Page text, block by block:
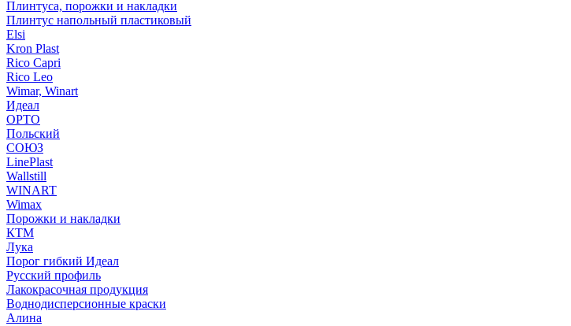
Плинтуса, порожки и накладки
Плинтус напольный пластиковый
Elsi
Kron Plast
Rico Capri
Rico Leo
Wimar, Winart
Идеал
ОРТО
Польский
СОЮЗ
LinePlast
Wallstill
WINART
Wimax
Порожки и накладки
КТМ
Лука
Порог гибкий Идеал
Русский профиль
Лакокрасочная продукция
Воднодисперсионные краски
Алина